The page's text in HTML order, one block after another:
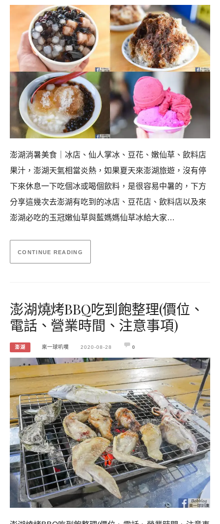
澎湖消暑美食｜冰店、仙人掌冰、豆花、嫩仙草、飲料店
果汁，澎湖天氣相當炎熱，如果夏天來澎湖旅遊，沒有停
下來休息一下吃個冰或喝個飲料，是很容易中暑的，下方
分享這幾次去澎湖有吃到的冰店、豆花店、飲料店以及來
澎湖必吃的玉冠嫩仙草與藍媽媽仙草冰給大家…
CONTINUE READING
澎湖燒烤BBQ吃到飽整理(價位、
電話、營業時間、注意事項)
澎湖 來一球叭噗 2020-08-28 0